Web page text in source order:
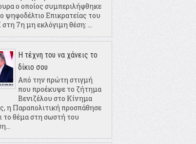
ο οποίος συμπεριλήφθηκε
ψηφοδέλτιο Επικρατείας του
7η μη εκλόγιμη θέση: ...
Η τέχνη του να χάνεις το
δίκιο σου
Από την πρώτη στιγμή
που προέκυψε το ζήτημα
Βενιζέλου στο Κίνημα
η Παραπολιτική προσπάθησε
το θέμα στη σωστή του